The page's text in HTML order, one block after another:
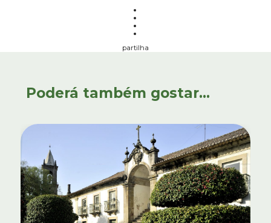
partilha
Poderá também gostar...